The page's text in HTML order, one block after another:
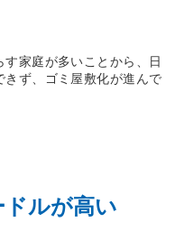
家庭が多いことから、日
ず、ゴミ屋敷化が進んで
ルが高い